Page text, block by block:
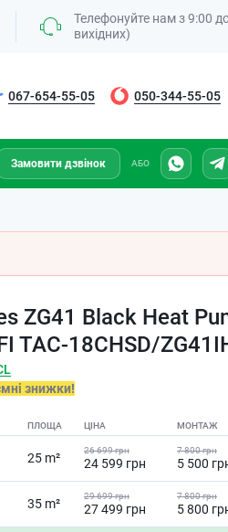
Телефонуйте нам з 9:00
вихідних)
067-654-55-05 050-344-55-05
Замовити дзвінок АБО
ZG41 Black Heat
TAC-18CHSD/
знижки!
ПЛОЩА ЦІНА МОНТАЖ
25 m²
26 699 грн
24 599 грн
7 800 грн
5 500
35 m²
29 699 грн
27 499 грн
7 800 грн
5 800